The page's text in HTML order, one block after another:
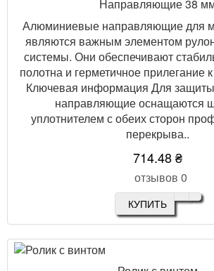
Направляющие 38
Алюминиевые направляющие для
являются важным элементом
системы. Они обеспечивают
полотна и герметичное прилегание
Ключевая информация Для
направляющие оснащаются
уплотнителем с обеих сторон
перекрыва..
714.48 ₴
отзывов 0
КУПИТЬ